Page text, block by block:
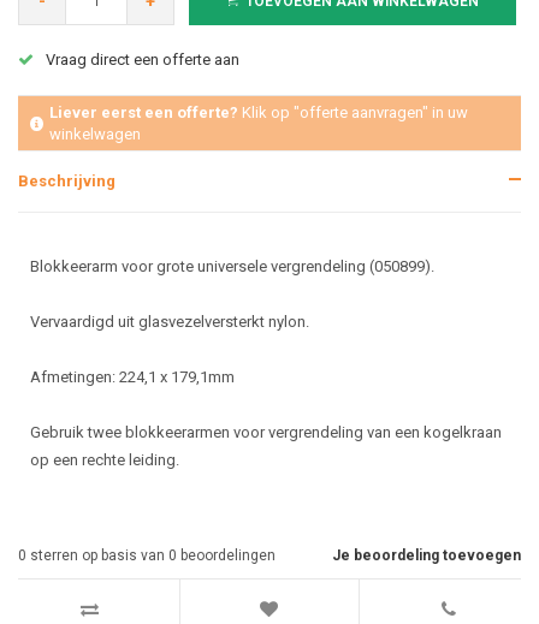
Vraag direct een offerte aan
Liever eerst een offerte? Klik op "offerte aanvragen" in uw
winkelwagen
Beschrijving
Blokkeerarm voor grote universele vergrendeling (050899).
Vervaardigd uit glasvezelversterkt nylon.
Afmetingen: 224,1 x 179,1mm
Gebruik twee blokkeerarmen voor vergrendeling van een kogelkraan
op een rechte leiding.
Je beoordeling toevoegen
0 sterren op basis van 0 beoordelingen